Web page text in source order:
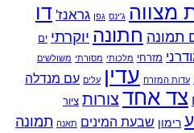
מצווה ג'ינס גפן גראנז' דו
תמונה חתונה יוקרתי ים
מזרחי מלכותי מסורתי משולשים
עדות המזרח עדין עלים עם מנדלה
צד אחד צורות ציור
רימון שבעת המינים תאנה תמונה